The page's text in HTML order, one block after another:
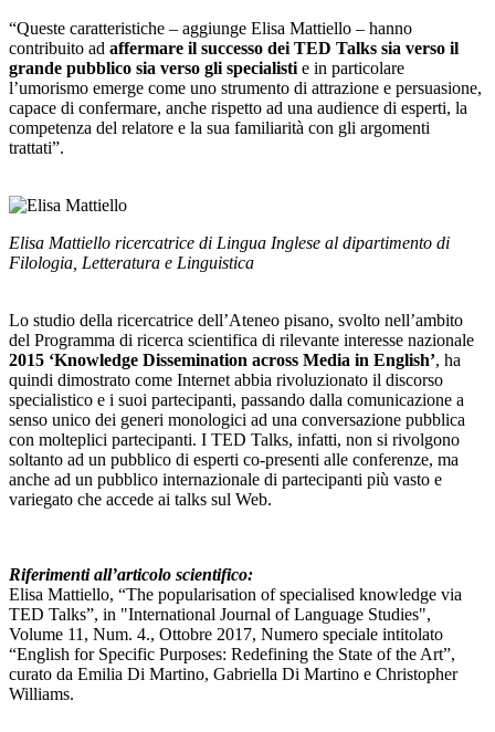
“Queste caratteristiche – aggiunge Elisa Mattiello – hanno
contribuito ad affermare il successo dei TED Talks sia verso il
grande pubblico sia verso gli specialisti e in particolare
l’umorismo emerge come uno strumento di attrazione e persuasione,
capace di confermare, anche rispetto ad una audience di esperti, la
competenza del relatore e la sua familiarità con gli argomenti
trattati”.
Elisa Mattiello ricercatrice di Lingua Inglese al dipartimento di
Filologia, Letteratura e Linguistica
Lo studio della ricercatrice dell’Ateneo pisano, svolto nell’ambito
del Programma di ricerca scientifica di rilevante interesse nazionale
2015 ‘Knowledge Dissemination across Media in English’, ha
quindi dimostrato come Internet abbia rivoluzionato il discorso
specialistico e i suoi partecipanti, passando dalla comunicazione a
senso unico dei generi monologici ad una conversazione pubblica
con molteplici partecipanti. I TED Talks, infatti, non si rivolgono
soltanto ad un pubblico di esperti co-presenti alle conferenze, ma
anche ad un pubblico internazionale di partecipanti più vasto e
variegato che accede ai talks sul Web.
Riferimenti all’articolo scientifico:
Elisa Mattiello, “The popularisation of specialised knowledge via
TED Talks”, in "International Journal of Language Studies",
Volume 11, Num. 4., Ottobre 2017, Numero speciale intitolato
“English for Specific Purposes: Redefining the State of the Art”,
curato da Emilia Di Martino, Gabriella Di Martino e Christopher
Williams.